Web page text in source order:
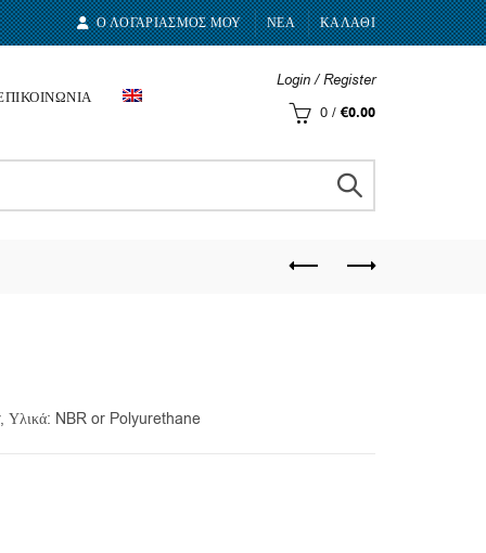
Ο ΛΟΓΑΡΙΑΣΜΟΣ ΜΟΥ ΝΕΑ ΚΑΛΑΘΙ
Login / Register
0 / €0.00
Υλικά: NBR or Polyurethane